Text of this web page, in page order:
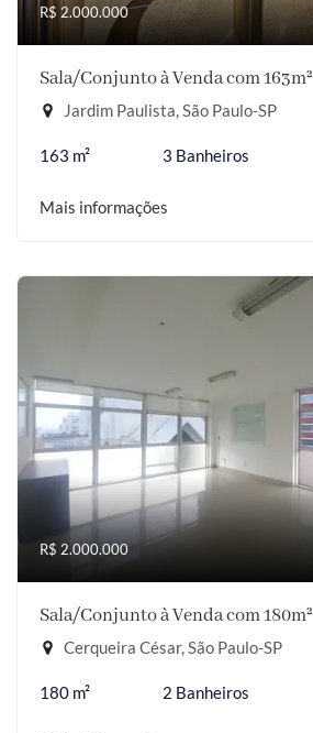
R$ 2.000.000
Sala/Conjunto à Venda com 163m²
Jardim Paulista, São Paulo-SP
163 m² 3 Banheiros
Mais informações
R$ 2.000.000
Sala/Conjunto à Venda com 180m²
Cerqueira César, São Paulo-SP
180 m² 2 Banheiros